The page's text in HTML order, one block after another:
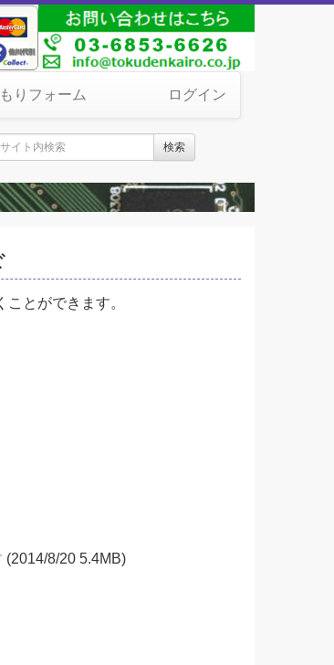
りフォーム ログイン
検索
とができます。
(2014/8/20 5.4MB)